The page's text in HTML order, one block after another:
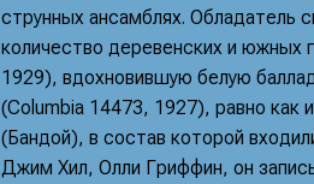
струнных ансамблях. Обладатель
количество деревенских и южных
1929), вдохновившую белую
(Columbia 14473, 1927), равно как
(Бандой), в состав которой
Джим Хил, Олли Гриффин, он